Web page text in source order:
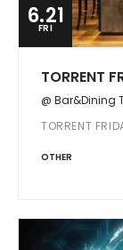
6.21
FRI
TORRENT
@ Bar&Dining
TORRENT
OTHER